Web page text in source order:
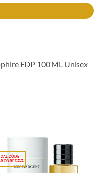
EDP 100 ML Unisex